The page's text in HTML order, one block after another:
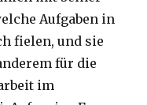
Aufgaben in
fielen, und sie
für die
im